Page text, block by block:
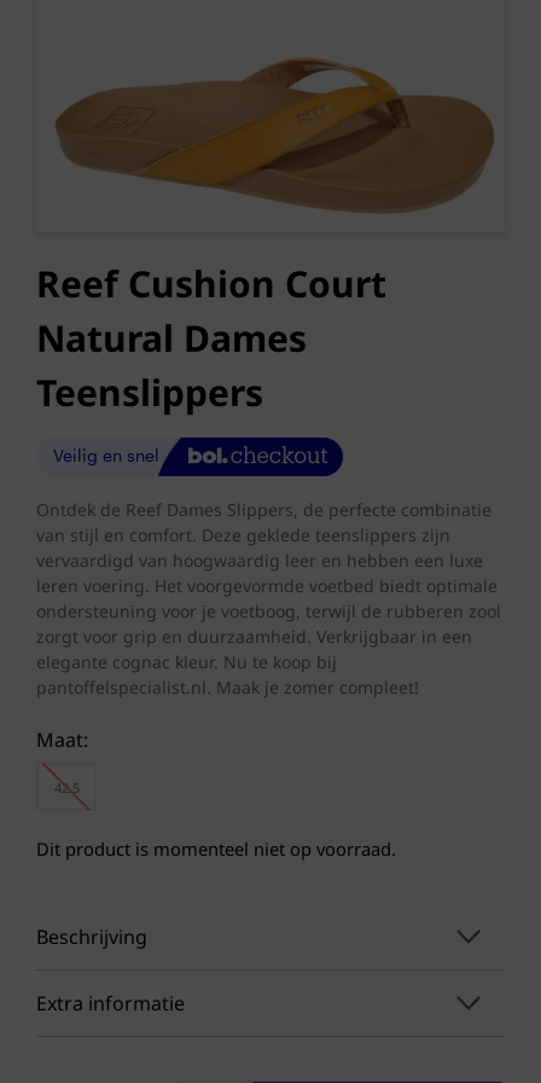
Reef Cushion Court
Natural Dames
Teenslippers
Ontdek de Reef Dames Slippers, de perfecte combinatie
van stijl en comfort. Deze geklede teenslippers zijn
vervaardigd van hoogwaardig leer en hebben een luxe
leren voering. Het voorgevormde voetbed biedt optimale
ondersteuning voor je voetboog, terwijl de rubberen zool
zorgt voor grip en duurzaamheid. Verkrijgbaar in een
elegante cognac kleur. Nu te koop bij
pantoffelspecialist.nl. Maak je zomer compleet!
Maat:
42.5
Dit product is momenteel niet op voorraad.
Beschrijving
Als je op zoek bent naar de perfecte
Extra informatie